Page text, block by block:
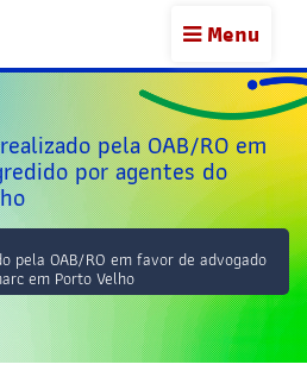
Menu
pela OAB/RO em
por agentes do
pela OAB/RO em favor de advogado
em Porto Velho